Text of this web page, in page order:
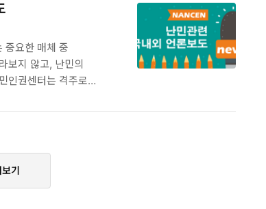
10/31 [노동자연대]
헝가리 이어
럽발..
중요한 매체 중
보지 않고, 난민의
인권센터는 격주로
공항 터미널 7개월
기